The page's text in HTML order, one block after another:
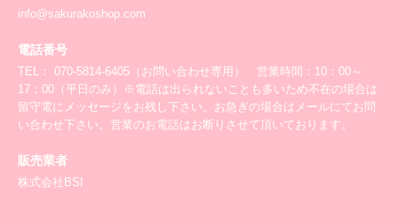
info@sakurakoshop.com
電話番号
TEL： 070-5814-6405（お問い合わせ専用） 営業時間：10：00～
17：00（平日のみ）※電話は出られないことも多いため不在の場合は
留守電にメッセージをお残し下さい。お急ぎの場合はメールにてお問
い合わせ下さい。営業のお電話はお断りさせて頂いております。
販売業者
株式会社BSI